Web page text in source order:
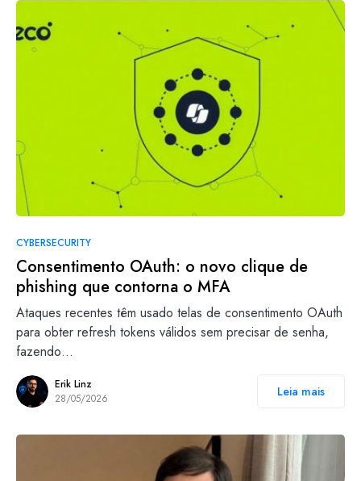
CYBERSECURITY
Consentimento OAuth: o novo clique de
phishing que contorna o MFA
Ataques recentes têm usado telas de consentimento OAuth
para obter refresh tokens válidos sem precisar de senha,
fazendo…
Erik Linz
28/05/2026
Leia mais